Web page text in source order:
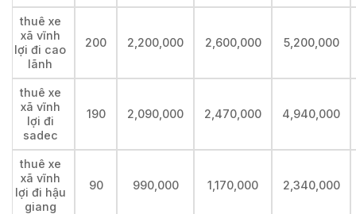
thuê xe
xã vĩnh
lợi đi cao
lãnh
200 2,200,000 2,600,000 5,200,000
thuê xe
xã vĩnh
lợi đi
sadec
190 2,090,000 2,470,000 4,940,000
thuê xe
xã vĩnh
lợi đi hậu
giang
90 990,000 1,170,000 2,340,000